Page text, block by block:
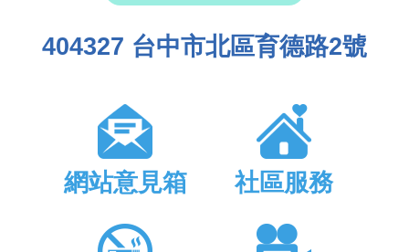
404327 台中市北區育德路2號
網站意見箱 社區服務